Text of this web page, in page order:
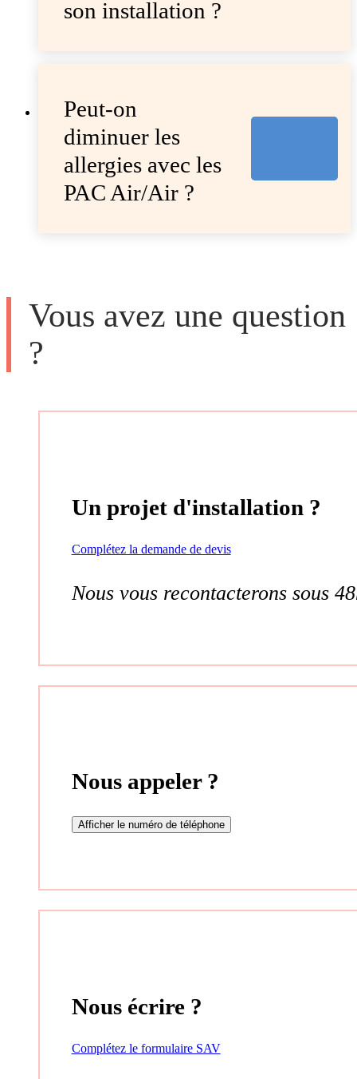
son installation ?
Peut-on
diminuer les
allergies avec les
PAC Air/Air ?
Vous avez une question
?
Un projet d'installation ?
Complétez la demande de devis
Nous vous recontacterons sous
Nous appeler ?
Afficher le numéro de téléphone
Nous écrire ?
Complétez le formulaire SAV